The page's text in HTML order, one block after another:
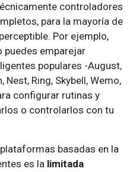
controladores
para la mayoría de
Por ejemplo,
puedes emparejar
populares -August,
Nest, Ring, Skybell, Wemo,
configurar rutinas y
o controlarlos con tu
basadas en la
es la limitada